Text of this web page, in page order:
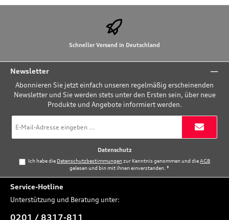
Schneller Versand in Deutschland
Newsletter
Abonnieren Sie jetzt einfach unseren regelmäßig erscheinenden
Newsletter und Sie werden stets unter den Ersten sein, über neue
Produkte und Angebote informiert werden.
Mail-
Adresse
Datenschutz
Ich habe die Datenschutzbestimmungenzur Kenntnis genommen und dieAGB
gelesen und bin mit ihnen einverstanden.*
Service-Hotline
Unterstützung und Beratung unter:
0201 / 8317-811